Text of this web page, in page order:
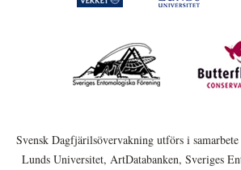
Svensk Dagfjärilsövervakning utförs i
Lunds Universitet, ArtDatabanken, Sveriges